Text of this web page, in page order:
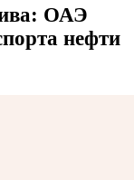
ОАЭ
нефти